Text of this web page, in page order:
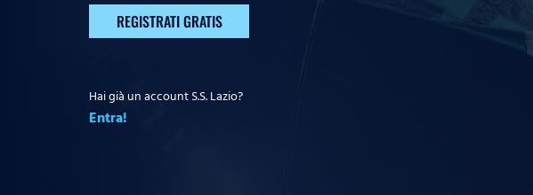
REGISTRATI GRATIS
Hai già un account S.S. Lazio?
Entra!